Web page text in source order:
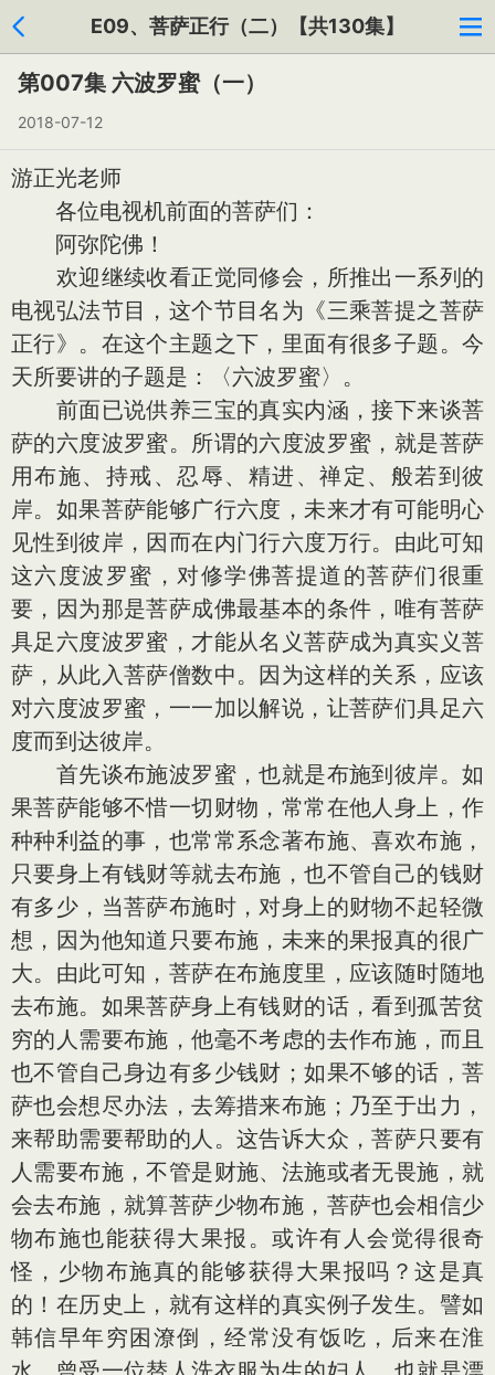
E09、菩萨正行（二）【共130集】
第007集 六波罗蜜（一）
2018-07-12
游正光老师
各位电视机前面的菩萨们：
阿弥陀佛！
欢迎继续收看正觉同修会，所推出一系列的
电视弘法节目，这个节目名为《三乘菩提之菩萨
正行》。在这个主题之下，里面有很多子题。今
天所要讲的子题是：〈六波罗蜜〉。
前面已说供养三宝的真实内涵，接下来谈菩
萨的六度波罗蜜。所谓的六度波罗蜜，就是菩萨
用布施、持戒、忍辱、精进、禅定、般若到彼
岸。如果菩萨能够广行六度，未来才有可能明心
见性到彼岸，因而在内门行六度万行。由此可知
这六度波罗蜜，对修学佛菩提道的菩萨们很重
要，因为那是菩萨成佛最基本的条件，唯有菩萨
具足六度波罗蜜，才能从名义菩萨成为真实义菩
萨，从此入菩萨僧数中。因为这样的关系，应该
对六度波罗蜜，一一加以解说，让菩萨们具足六
度而到达彼岸。
首先谈布施波罗蜜，也就是布施到彼岸。如
果菩萨能够不惜一切财物，常常在他人身上，作
种种利益的事，也常常系念著布施、喜欢布施，
只要身上有钱财等就去布施，也不管自己的钱财
有多少，当菩萨布施时，对身上的财物不起轻微
想，因为他知道只要布施，未来的果报真的很广
大。由此可知，菩萨在布施度里，应该随时随地
去布施。如果菩萨身上有钱财的话，看到孤苦贫
穷的人需要布施，他毫不考虑的去作布施，而且
也不管自己身边有多少钱财；如果不够的话，菩
萨也会想尽办法，去筹措来布施；乃至于出力，
来帮助需要帮助的人。这告诉大众，菩萨只要有
人需要布施，不管是财施、法施或者无畏施，就
会去布施，就算菩萨少物布施，菩萨也会相信少
物布施也能获得大果报。或许有人会觉得很奇
怪，少物布施真的能够获得大果报吗？这是真
的！在历史上，就有这样的真实例子发生。譬如
韩信早年穷困潦倒，经常没有饭吃，后来在淮